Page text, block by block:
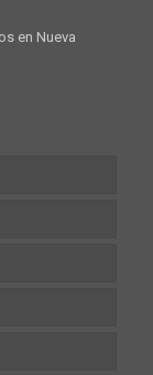
en Nueva